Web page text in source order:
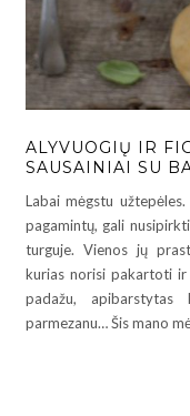
ALYVUOGIŲ IR
SAUSAINIAI SU
Labai mėgstu
pagamintų, gali
turguje. Vienos jų
kurias norisi pakartoti ir
padažu,
parmezanu… Šis mano